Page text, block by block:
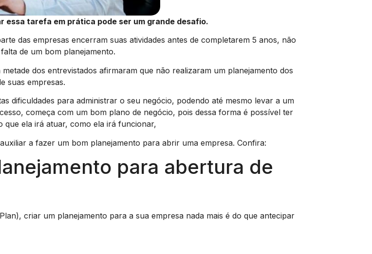
essa tarefa em prática pode ser um grande desafio.
das empresas encerram suas atividades antes de completarem 5 anos, não
de um bom planejamento.
dos entrevistados afirmaram que não realizaram um planejamento dos
suas empresas.
dificuldades para administrar o seu negócio, podendo até mesmo levar a um
começa com um bom plano de negócio, pois dessa forma é possível ter
que ela irá atuar, como ela irá funcionar,
a fazer um bom planejamento para abrir uma empresa. Confira:
para abertura de
criar um planejamento para a sua empresa nada mais é do que antecipar